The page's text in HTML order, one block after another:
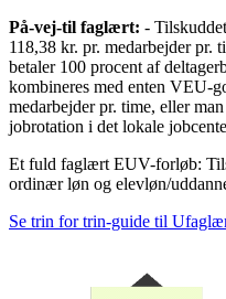
På-vej-til faglært: -
118,38 kr. pr. medarbejder
betaler 100 procent af
kombineres med enten VEU-
medarbejder pr. time, eller
jobrotation i det lokale
Et fuld faglært EUV-forløb:
ordinær løn og elevløn/
Se trin for trin-guide til